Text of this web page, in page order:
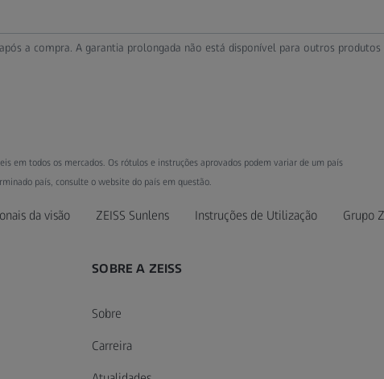
a compra. A garantia prolongada não está disponível para outros produtos
em todos os mercados. Os rótulos e instruções aprovados podem variar de um país
país, consulte o website do país em questão.
da visão ZEISS Sunlens Instruções de Utilização Grupo
SOBRE A ZEISS
Sobre
Carreira